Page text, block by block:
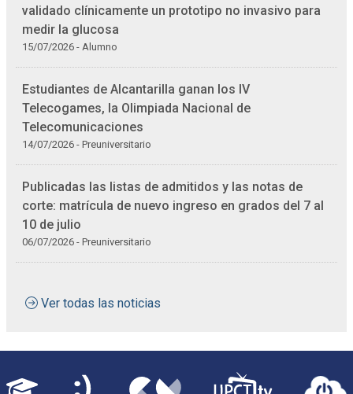
validado clínicamente un prototipo no invasivo para
medir la glucosa
15/07/2026 - Alumno
Estudiantes de Alcantarilla ganan los IV
Telecogames, la Olimpiada Nacional de
Telecomunicaciones
14/07/2026 - Preuniversitario
Publicadas las listas de admitidos y las notas de
corte: matrícula de nuevo ingreso en grados del 7 al
10 de julio
06/07/2026 - Preuniversitario
Ver todas las noticias